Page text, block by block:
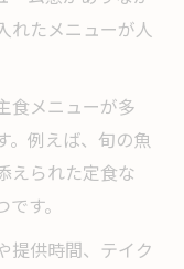
れたメニューが人
食メニューが多
。例えば、旬の魚
えられた定食な
す。
提供時間、テイク